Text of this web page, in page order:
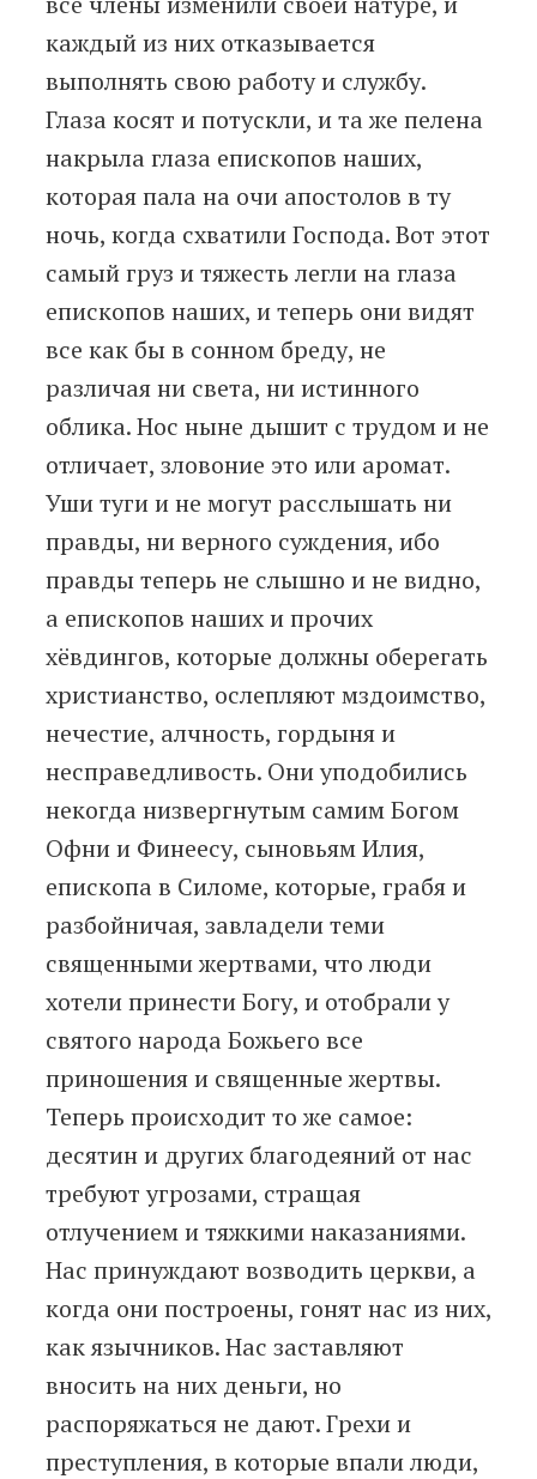
каждый из них отказывается
выполнять свою работу и службу.
Глаза косят и потускли, и та же пелена
накрыла глаза епископов наших,
которая пала на очи апостолов в ту
ночь, когда схватили Господа. Вот этот
самый груз и тяжесть легли на глаза
епископов наших, и теперь они видят
все как бы в сонном бреду, не
различая ни света, ни истинного
облика. Нос ныне дышит с трудом и не
отличает, зловоние это или аромат.
Уши туги и не могут расслышать ни
правды, ни верного суждения, ибо
правды теперь не слышно и не видно,
а епископов наших и прочих
хёвдингов, которые должны оберегать
христианство, ослепляют мздоимство,
нечестие, алчность, гордыня и
несправедливость. Они уподобились
некогда низвергнутым самим Богом
Офни и Финеесу, сыновьям Илия,
епископа в Силоме, которые, грабя и
разбойничая, завладели теми
священными жертвами, что люди
хотели принести Богу, и отобрали у
святого народа Божьего все
приношения и священные жертвы.
Теперь происходит то же самое:
десятин и других благодеяний от нас
требуют угрозами, стращая
отлучением и тяжкими наказаниями.
Нас принуждают возводить церкви, а
когда они построены, гонят нас из них,
как язычников. Нас заставляют
вносить на них деньги, но
распоряжаться не дают. Грехи и
преступления, в которые впали люди,